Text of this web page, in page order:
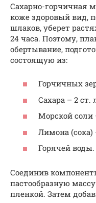
Сахарно-горчичная
коже здоровый вид,
шлаков, уберет
24 часа. Поэтому,
обертывание,
состоящую из:
Горчичных
Сахара – 2 ст.
Морской соли
Лимона (сока)
Горячей воды.
Соединив
пастообразную
пленкой. Затем